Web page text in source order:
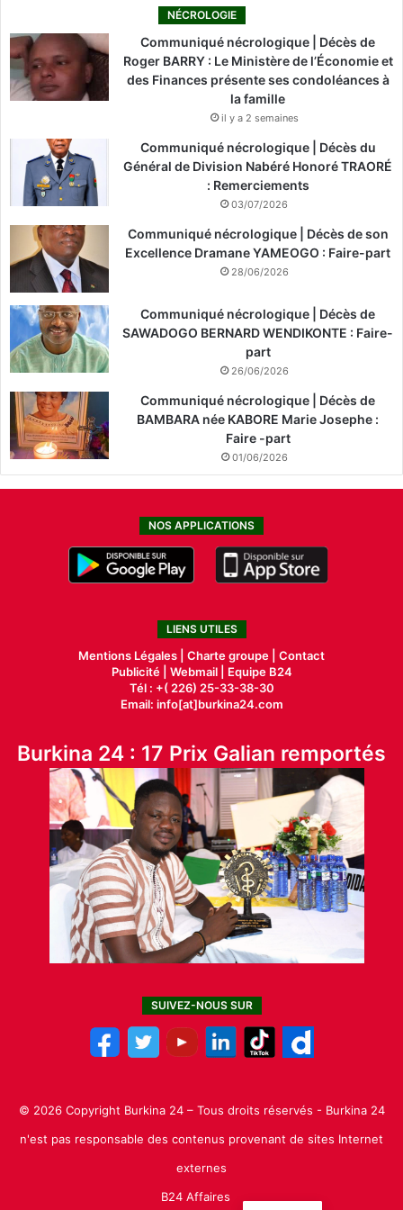
NÉCROLOGIE
Communiqué nécrologique | Décès de
Roger BARRY : Le Ministère de l’Économie et
des Finances présente ses condoléances à
la famille
il y a 2 semaines
Communiqué nécrologique | Décès du
Général de Division Nabéré Honoré TRAORÉ
: Remerciements
03/07/2026
Communiqué nécrologique | Décès de son
Excellence Dramane YAMEOGO : Faire-part
28/06/2026
Communiqué nécrologique | Décès de
SAWADOGO BERNARD WENDIKONTE : Faire-
part
26/06/2026
Communiqué nécrologique | Décès de
BAMBARA née KABORE Marie Josephe :
Faire -part
01/06/2026
NOS APPLICATIONS
LIENS UTILES
Mentions Légales | Charte groupe | Contact
Publicité| Webmail |
Equipe B24
Tél : +( 226) 25-33-38-30
Email: info[at]burkina24.com
Burkina 24 : 17 Prix Galian remportés
SUIVEZ-NOUS SUR
© 2026 Copyright Burkina 24 – Tous droits réservés - Burkina 24
n'est pas responsable des contenus provenant de sites Internet
externes
B24 Affaires